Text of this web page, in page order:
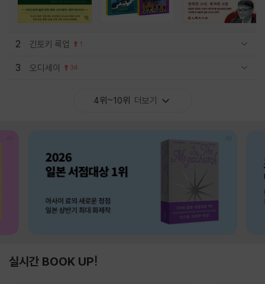
2 긴토키 룩업 1
3 오디세이 34
4위~10위 더보기
실시간 BOOK UP!